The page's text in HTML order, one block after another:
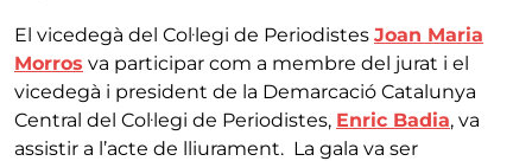
El vicedegà del Col·legi de Periodistes Joan Maria
Morros va participar com a membre del jurat i el
vicedegà i president de la Demarcació Catalunya
Central del Col·legi de Periodistes, Enric Badia, va
assistir a l’acte de lliurament. La gala va ser